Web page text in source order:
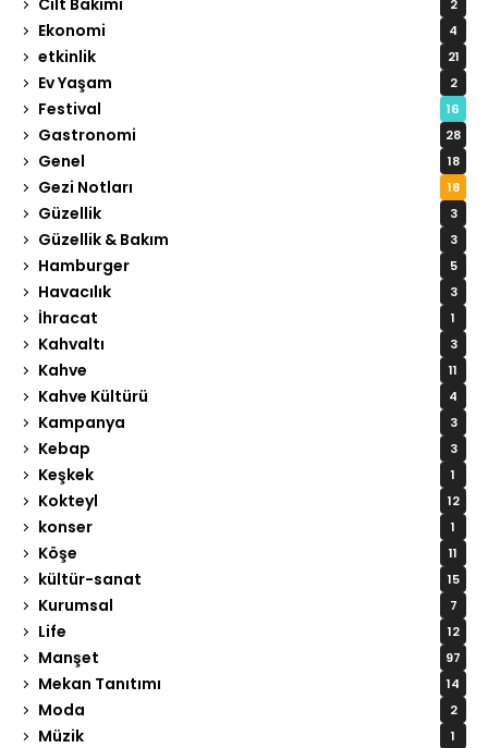
2
Ekonomi 4
etkinlik 21
Ev Yaşam 2
Festival 16
Gastronomi 28
Genel 18
Gezi Notları 18
Güzellik 3
Güzellik & Bakım 3
Hamburger 5
Havacılık 3
İhracat 1
Kahvaltı 3
Kahve 11
Kahve Kültürü 4
Kampanya 3
Kebap 3
Keşkek 1
Kokteyl 12
konser 1
Köşe 11
kültür-sanat 15
Kurumsal 7
Life 12
Manşet 97
Mekan Tanıtımı 14
Moda 2
Müzik 1